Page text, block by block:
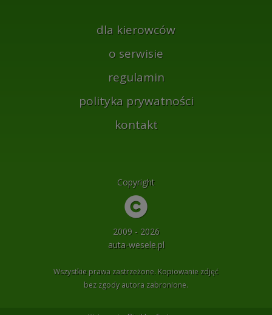
dla kierowców
o serwisie
regulamin
polityka prywatności
kontakt
Copyright
2009 - 2026
auta-wesele.pl
Wszystkie prawa zastrzeżone. Kopiowanie zdjęć
bez zgody autora zabronione.